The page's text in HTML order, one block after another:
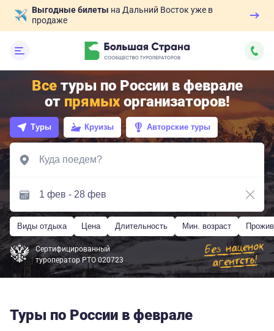
Выгодные билеты на Дальний Восток уже в
продаже
Всетуры по России в феврале
от прямыхорганизаторов!
Туры Круизы Авторские туры
Виды отдыха Цена Длительность Мин. возраст
Сертифицированный
туроператор РТО 020723
Туры по России в феврале